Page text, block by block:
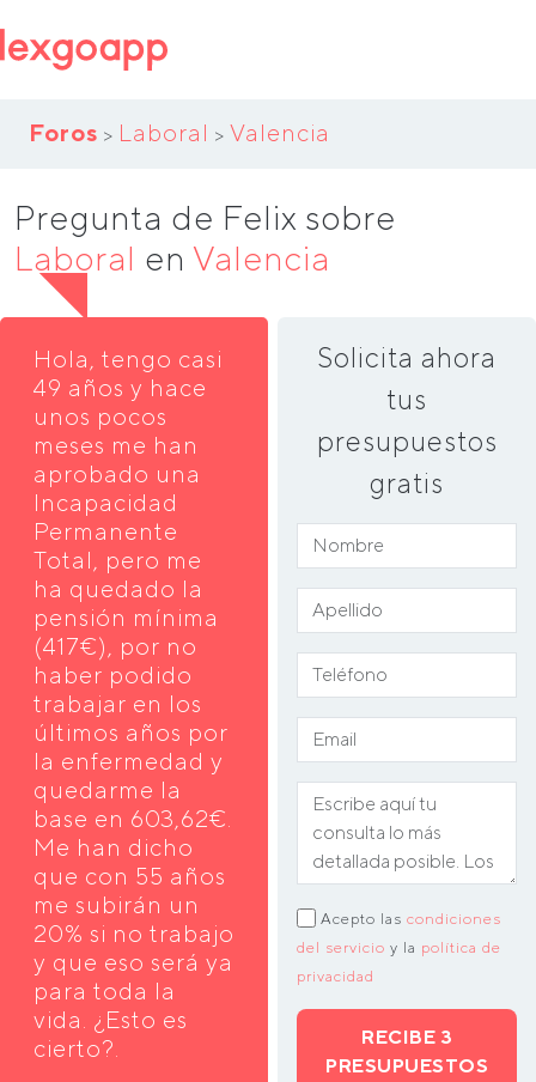
Foros > Laboral > Valencia
Pregunta de Felix sobre
Laboral en Valencia
Hola, tengo casi
49 años y hace
unos pocos
meses me han
aprobado una
Incapacidad
Permanente
Total, pero me
ha quedado la
pensión mínima
(417€), por no
haber podido
trabajar en los
últimos años por
la enfermedad y
quedarme la
base en 603,62€.
Me han dicho
que con 55 años
me subirán un
20% si no trabajo
y que eso será ya
para toda la
vida. ¿Esto es
cierto?.
Solicita ahora
tus
presupuestos
gratis
Acepto las condiciones
del servicio y la política de
privacidad
RECIBE 3
PRESUPUESTOS